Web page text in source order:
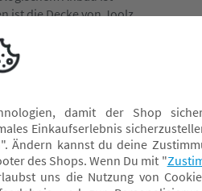
ist die Decke von Joolz
dem Sofa.